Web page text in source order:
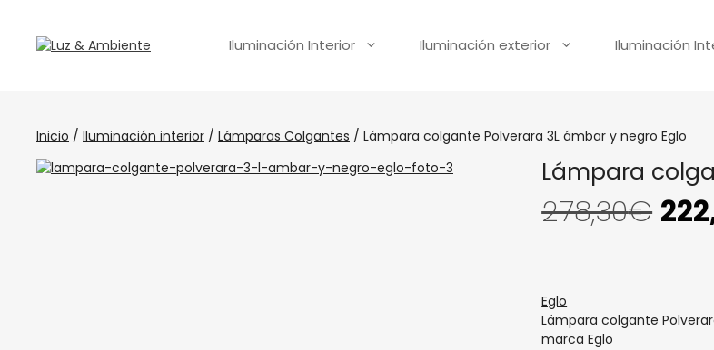
Iluminación Interior Iluminación exterior Iluminación
Inicio / Iluminación interior / Lámparas Colgantes / Lámpara colgante Polverara 3L ámbar y negro Eglo
Lámpara
278,30€
Eglo
Lámpara colgante
marca Eglo